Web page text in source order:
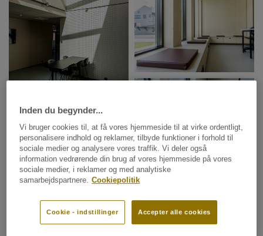
Inden du begynder...
Vi bruger cookies til, at få vores hjemmeside til at virke ordentligt,
personalisere indhold og reklamer, tilbyde funktioner i forhold til
sociale medier og analysere vores traffik. Vi deler også
information vedrørende din brug af vores hjemmeside på vores
sociale medier, i reklamer og med analytiske
samarbejdspartnere.
Cookiepolitik
Accepter alle cookies
Cookie - indstillinger